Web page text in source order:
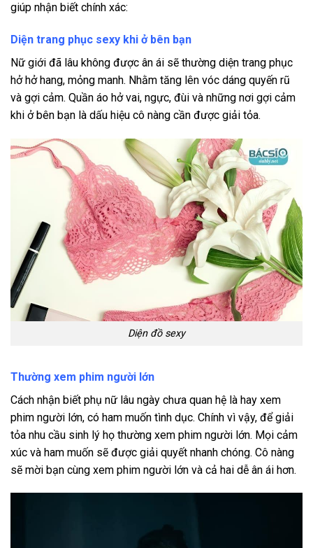
giúp nhận biết chính xác:
Diện trang phục sexy khi ở bên bạn
Nữ giới đã lâu không được ân ái sẽ thường diện trang phục
hở hở hang, mỏng manh. Nhằm tăng lên vóc dáng quyến rũ
và gợi cảm. Quần áo hở vai, ngực, đùi và những nơi gợi cảm
khi ở bên bạn là dấu hiệu cô nàng cần được giải tỏa.
Diện đồ sexy
Thường xem phim người lớn
Cách nhận biết phụ nữ lâu ngày chưa quan hệ là hay xem
phim người lớn, có ham muốn tình dục. Chính vì vậy, để giải
tỏa nhu cầu sinh lý họ thường xem phim người lớn. Mọi cảm
xúc và ham muốn sẽ được giải quyết nhanh chóng. Cô nàng
sẽ mời bạn cùng xem phim người lớn và cả hai dễ ân ái hơn.